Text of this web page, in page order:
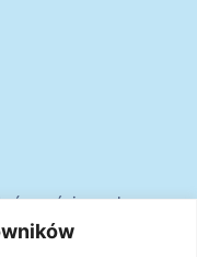
równościowych